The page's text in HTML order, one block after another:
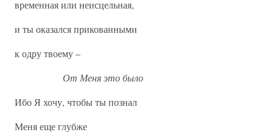
временная или неисцельная,
и ты оказался прикованными
к одру твоему –
От Меня это было
Ибо Я хочу, чтобы ты познал
Меня еще глубже